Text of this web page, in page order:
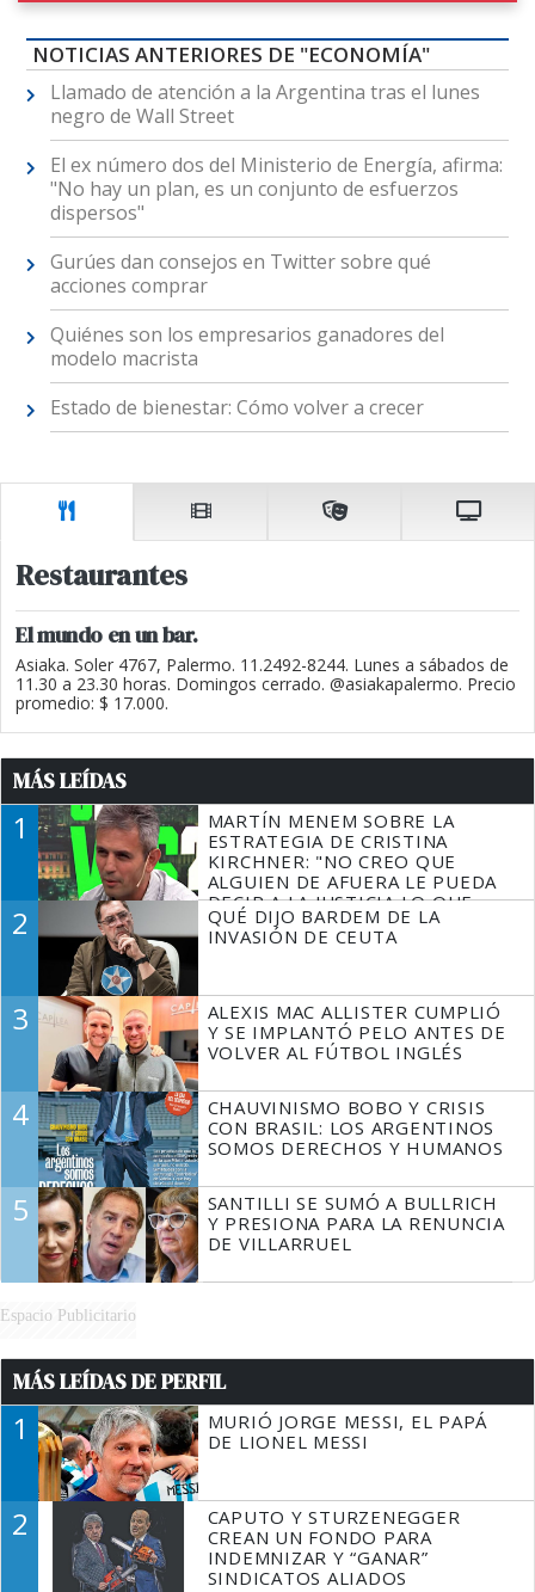
NOTICIAS ANTERIORES DE "ECONOMÍA"
Llamado de atención a la Argentina tras el lunes
negro de Wall Street
El ex número dos del Ministerio de Energía, afirma:
"No hay un plan, es un conjunto de esfuerzos
dispersos"
Gurúes dan consejos en Twitter sobre qué
acciones comprar
Quiénes son los empresarios ganadores del
modelo macrista
Estado de bienestar: Cómo volver a crecer
Restaurantes
El mundo en un bar.
Asiaka. Soler 4767, Palermo. 11.2492-8244. Lunes a sábados de
11.30 a 23.30 horas. Domingos cerrado. @asiakapalermo. Precio
promedio: $ 17.000.
MÁS LEÍDAS
1
MARTÍN MENEM SOBRE LA
ESTRATEGIA DE CRISTINA
KIRCHNER: "NO CREO QUE
ALGUIEN DE AFUERA LE PUEDA
DECIR A LA JUSTICIA LO QUE
TIENE QUE HACER"
2
QUÉ DIJO BARDEM DE LA
INVASIÓN DE CEUTA
3
ALEXIS MAC ALLISTER CUMPLIÓ
Y SE IMPLANTÓ PELO ANTES DE
VOLVER AL FÚTBOL INGLÉS
4
CHAUVINISMO BOBO Y CRISIS
CON BRASIL: LOS ARGENTINOS
SOMOS DERECHOS Y HUMANOS
5
SANTILLI SE SUMÓ A BULLRICH
Y PRESIONA PARA LA RENUNCIA
DE VILLARRUEL
Espacio Publicitario
MÁS LEÍDAS DE PERFIL
1
MURIÓ JORGE MESSI, EL PAPÁ
DE LIONEL MESSI
2
CAPUTO Y STURZENEGGER
CREAN UN FONDO PARA
INDEMNIZAR Y “GANAR”
SINDICATOS ALIADOS